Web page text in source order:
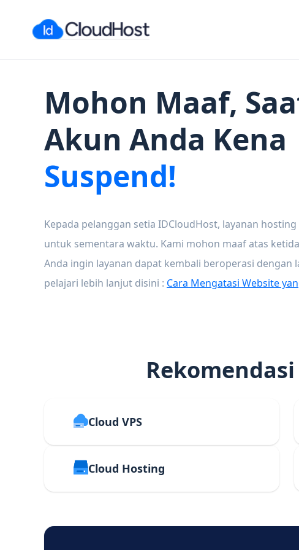
Mohon Maaf,
Akun Anda Kena
Suspend!
Kepada pelanggan setia IDCloudHost, layanan
untuk sementara waktu. Kami mohon maaf atas
Anda ingin layanan dapat kembali beroperasi dengan
pelajari lebih lanjut disini : Cara Mengatasi Website
Cloud VPS
Cloud Hosting